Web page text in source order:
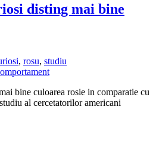
disting mai bine
, rosu, studiu
bine culoarea rosie in comparatie cu
al cercetatorilor americani